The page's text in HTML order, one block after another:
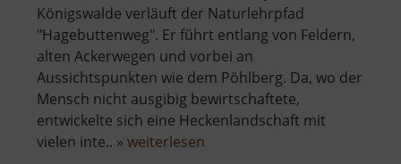
Königswalde verläuft der Naturlehrpfad
"Hagebuttenweg". Er führt entlang von Feldern,
alten Ackerwegen und vorbei an
Aussichtspunkten wie dem Pöhlberg. Da, wo der
Mensch nicht ausgibig bewirtschaftete,
entwickelte sich eine Heckenlandschaft mit
vielen inte.. » weiterlesen